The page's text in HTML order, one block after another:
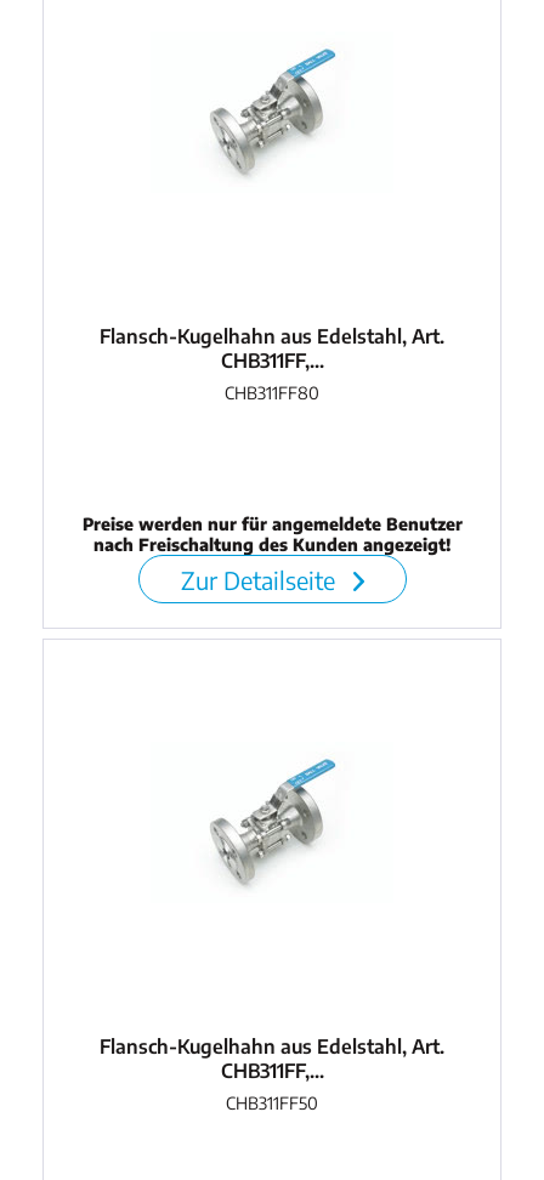
Flansch-Kugelhahn aus Edelstahl, Art.
CHB311FF,...
CHB311FF80
Preise werden nur für angemeldete Benutzer
nach Freischaltung des Kunden angezeigt!
Zur Detailseite
Flansch-Kugelhahn aus Edelstahl, Art.
CHB311FF,...
CHB311FF50